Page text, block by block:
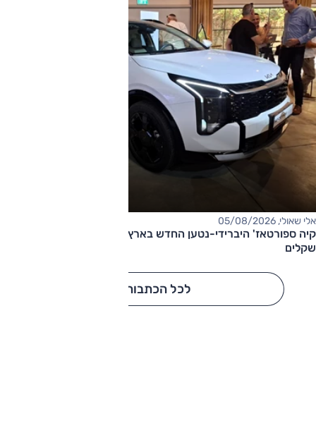
אלי שאולי, 05/08/2026
שקלים
לכל הכתבות